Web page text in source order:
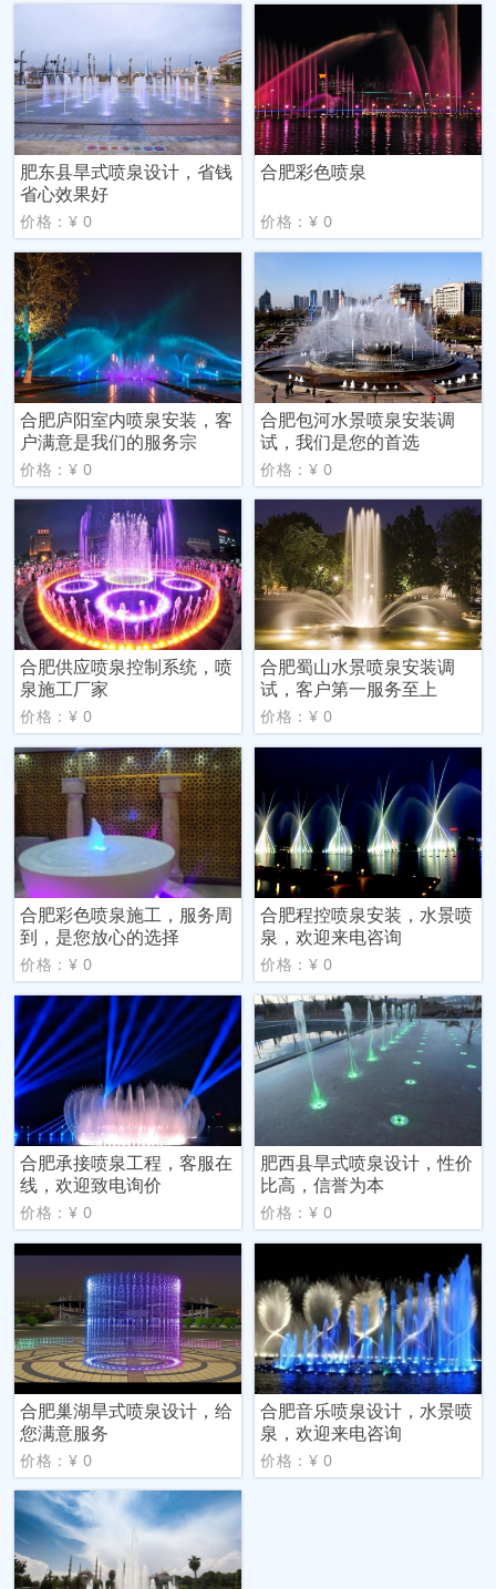
肥东县旱式喷泉设计，省钱
省心效果好
价格：¥ 0
合肥彩色喷泉
价格：¥ 0
合肥庐阳室内喷泉安装，客
户满意是我们的服务宗
价格：¥ 0
合肥包河水景喷泉安装调
试，我们是您的首选
价格：¥ 0
合肥供应喷泉控制系统，喷
泉施工厂家
价格：¥ 0
合肥蜀山水景喷泉安装调
试，客户第一服务至上
价格：¥ 0
合肥彩色喷泉施工，服务周
到，是您放心的选择
价格：¥ 0
合肥程控喷泉安装，水景喷
泉，欢迎来电咨询
价格：¥ 0
合肥承接喷泉工程，客服在
线，欢迎致电询价
价格：¥ 0
肥西县旱式喷泉设计，性价
比高，信誉为本
价格：¥ 0
合肥巢湖旱式喷泉设计，给
您满意服务
价格：¥ 0
合肥音乐喷泉设计，水景喷
泉，欢迎来电咨询
价格：¥ 0